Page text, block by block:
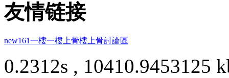
友情链接
new161一樓一樓上骨樓上骨討論區
0.2312s , 10410.9453125